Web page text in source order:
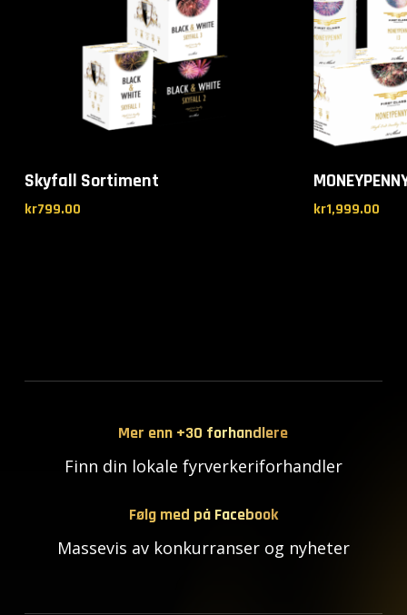
Skyfall Sortiment
kr799.00 kr1,999.00
Mer enn +30 forhandlere
Finn din lokale fyrverkeriforhandler
Følg med på Facebook
Massevis av konkurranser og nyheter